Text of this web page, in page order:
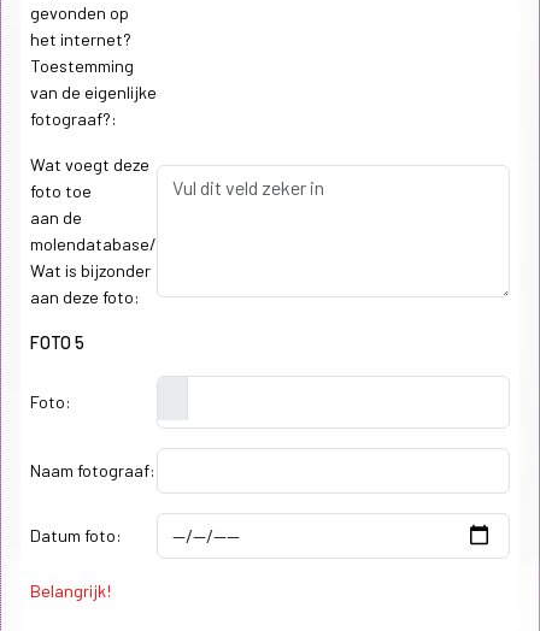
gevonden op
het internet?
Toestemming
van de eigenlijke
fotograaf?:
Wat voegt deze
foto toe
aan de
molendatabase/
Wat is bijzonder
aan deze foto:
FOTO 5
Foto:
Naam fotograaf:
Datum foto:
Belangrijk!